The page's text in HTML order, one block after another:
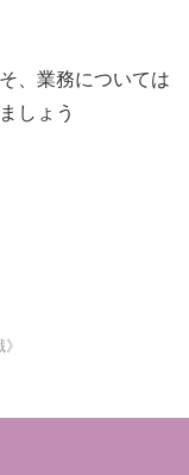
、業務については
しょう